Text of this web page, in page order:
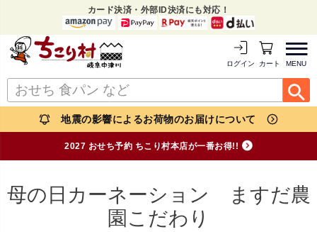
カード決済・外部ID決済にも対応！
MENU
ログイン カートを見る
地震の影響によるお荷物のお届けについて
2027 おせち予約 ちこり村本店が一番お得!!
母の日カーネーション ますだ農
園こだわり